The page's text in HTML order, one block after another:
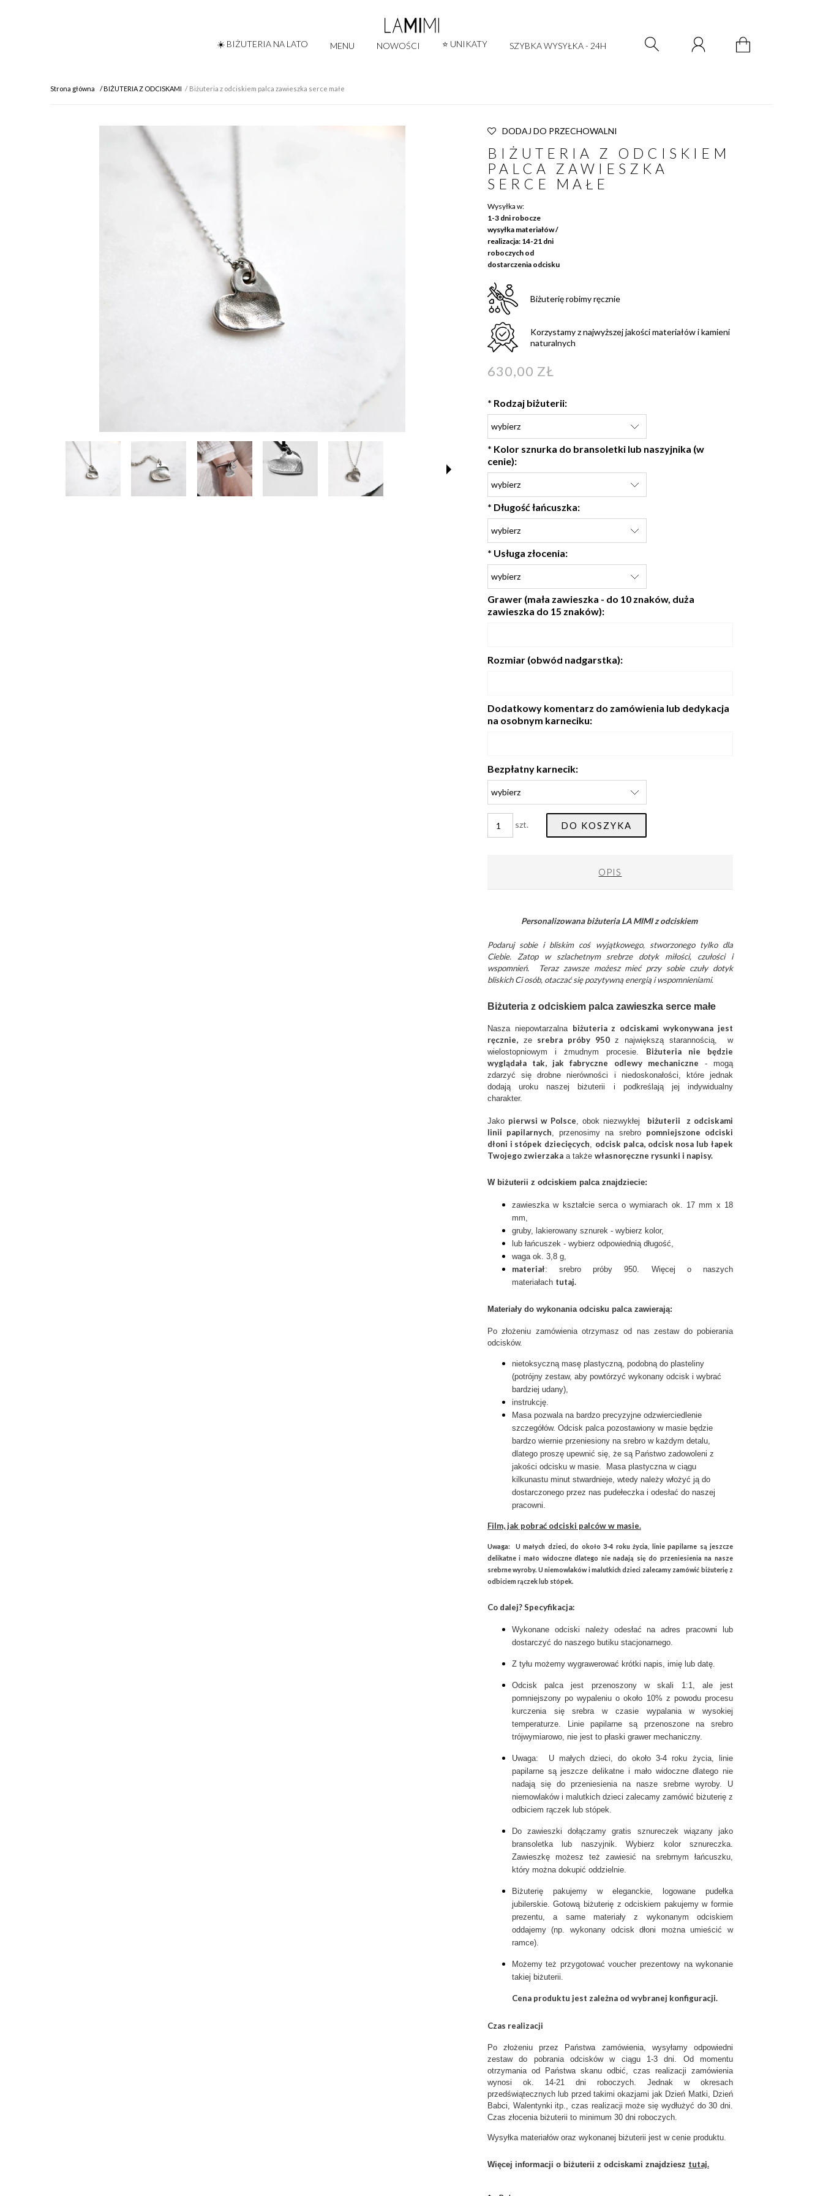
☀️ BIŻUTERIA NA LATO MENU NOWOŚCI ⭐ UNIKATY SZYBKA WYSYŁKA - 24H
Strona główna BIŻUTERIA Z ODCISKAMI Biżuteria z odciskiem palca zawieszka serce małe
DODAJ DO PRZECHOWALNI
BIŻUTERIA Z ODCISKIEM
PALCA ZAWIESZKA
SERCE MAŁE
Wysyłka w:
1-3 dni robocze
wysyłka materiałów /
realizacja: 14-21 dni
roboczych od
dostarczenia odcisku
Biżuterię robimy ręcznie
Korzystamy z najwyższej jakości materiałów i kamieni
naturalnych
630,00 ZŁ
* Rodzaj biżuterii:
* Kolor sznurka do bransoletki lub naszyjnika (w
cenie):
* Długość łańcuszka:
* Usługa złocenia:
Grawer (mała zawieszka - do 10 znaków, duża
zawieszka do 15 znaków):
Rozmiar (obwód nadgarstka):
Dodatkowy komentarz do zamówienia lub dedykacja
na osobnym karneciku:
Bezpłatny karnecik:
szt. DO KOSZYKA
OPIS
Personalizowana biżuteria LA MIMI z odciskiem
Podaruj sobie i bliskim coś wyjątkowego, stworzonego tylko dla
Ciebie. Zatop w szlachetnym srebrze dotyk miłości, czułości i
wspomnień. Teraz zawsze możesz mieć przy sobie czuły dotyk
bliskich Ci osób, otaczać się pozytywną energią i wspomnieniami.
Biżuteria z odciskiem palca zawieszka serce małe
Nasza niepowtarzalna biżuteria z odciskami wykonywana jest
ręcznie,ze srebra próby 950z największą starannością, w
wielostopniowym i żmudnym procesie. Biżuteria nie będzie
wyglądała tak, jak fabryczne odlewy mechaniczne - mogą
zdarzyć się drobne nierówności i niedoskonałości, które jednak
dodają uroku naszej biżuterii i podkreślają jej indywidualny
charakter.
Jako pierwsi w Polsce , obok niezwykłej biżuterii z odciskami
linii papilarnych , przenosimy na srebro pomniejszone odciski
dłoni i stópek dziecięcych
odcisk palca, odcisk nosa lub łapek
Twojego zwierzakaa także własnoręczne rysunki i napisy.
W biżuterii z odciskiem palca znajdziecie:
zawieszka w kształcie serca o wymiarach ok. 17 mm x 18
mm,
gruby, lakierowany sznurek - wybierz kolor,
lub łańcuszek - wybierz odpowiednią długość,
waga ok. 3,8 g,
materiał: srebro próby 950. Więcej o naszych
materiałach tutaj.
Materiały do wykonania odcisku palca zawierają:
Po złożeniu zamówienia otrzymasz od nas zestaw do pobierania
odcisków.
nietoksyczną masę plastyczną, podobną do plasteliny
(potrójny zestaw, aby powtórzyć wykonany odcisk i wybrać
bardziej udany),
instrukcję.
Masa pozwala na bardzo precyzyjne odzwierciedlenie
szczegółów. Odcisk palca pozostawiony w masie będzie
bardzo wiernie przeniesiony na srebro w każdym detalu,
dlatego proszę upewnić się, że są Państwo zadowoleni z
jakości odcisku w masie. Masa plastyczna w ciągu
kilkunastu minut stwardnieje, wtedy należy włożyć ją do
dostarczonego przez nas pudełeczka i odesłać do naszej
pracowni.
Film, jak pobrać odciski palców w masie.
Uwaga: U małych dzieci, do około 3-4 roku życia, linie papilarne są jeszcze
delikatne i mało widoczne dlatego nie nadają się do przeniesienia na nasze
srebrne wyroby. U niemowlaków i malutkich dzieci zalecamy zamówić biżuterię z
odbiciem rączek lub stópek.
Co dalej? Specyfikacja:
Wykonane odciski należy odesłać na adres pracowni lub
dostarczyć do naszego butiku stacjonarnego.
Z tyłu możemy wygrawerować krótki napis, imię lub datę.
Odcisk palca jest przenoszony w skali 1:1, ale jest
pomniejszony po wypaleniu o około 10% z powodu procesu
kurczenia się srebra w czasie wypalania w wysokiej
temperaturze. Linie papilarne są przenoszone na srebro
trójwymiarowo, nie jest to płaski grawer mechaniczny.
Uwaga: U małych dzieci, do około 3-4 roku życia, linie
papilarne są jeszcze delikatne i mało widoczne dlatego nie
nadają się do przeniesienia na nasze srebrne wyroby. U
niemowlaków i malutkich dzieci zalecamy zamówić biżuterię z
odbiciem rączek lub stópek.
Do zawieszki dołączamy gratis sznureczek wiązany jako
bransoletka lub naszyjnik. Wybierz kolor sznureczka.
Zawieszkę możesz też zawiesić na srebrnym łańcuszku,
który można dokupić oddzielnie.
Biżuterię pakujemy w eleganckie, logowane pudełka
jubilerskie. Gotową biżuterię z odciskiem pakujemy w formie
prezentu, a same materiały z wykonanym odciskiem
oddajemy (np. wykonany odcisk dłoni można umieścić w
ramce).
Możemy też przygotować voucher prezentowy na wykonanie
takiej biżuterii.
Cena produktu jest zależna od wybranej konfiguracji.
Czas realizacji
Po złożeniu przez Państwa zamówienia, wysyłamy odpowiedni
zestaw do pobrania odcisków w ciągu 1-3 dni. Od momentu
otrzymania od Państwa skanu odbić, czas realizacji zamówienia
wynosi ok. 14-21 dni roboczych. Jednak w okresach
przedświątecznych lub przed takimi okazjami jak Dzień Matki, Dzień
Babci, Walentynki itp., czas realizacji może się wydłużyć do 30 dni.
Czas złocenia biżuterii to minimum 30 dni roboczych.
Wysyłka materiałów oraz wykonanej biżuterii jest w cenie produktu.
Więcej informacji o biżuterii z odciskami znajdziesz tutaj.